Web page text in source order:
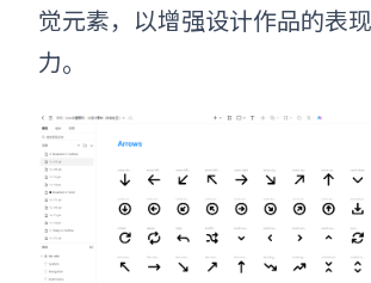
觉元素，以增强设计作品的表
力。